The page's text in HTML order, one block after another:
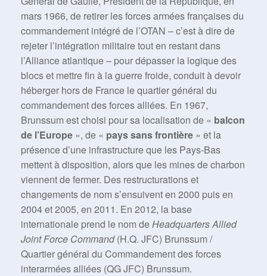
mars 1966, de retirer les forces armées françaises du
commandement intégré de l’OTAN – c’est à dire de
rejeter l’intégration militaire tout en restant dans
l’Alliance atlantique – pour dépasser la logique des
blocs et mettre fin à la guerre froide, conduit à devoir
héberger hors de France le quartier général du
commandement des forces alliées. En 1967,
Brunssum est choisi pour sa localisation de « balcon
de l’Europe », de « pays sans frontière » et la
présence d’une infrastructure que les Pays-Bas
mettent à disposition, alors que les mines de charbon
viennent de fermer. Des restructurations et
changements de nom s’ensuivent en 2000 puis en
2004 et 2005, en 2011. En 2012, la base
internationale prend le nom deHeadquarters Allied
Joint Force Command(H.Q. JFC) Brunssum /
Quartier général du Commandement des forces
interarmées alliées (QG JFC) Brunssum.